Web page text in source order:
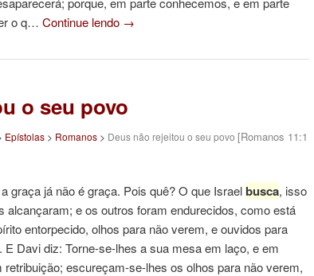
o q… Continue lendo →
o seu povo
Epístolas > Romanos > Deus não rejeitou o seu povo [Romanos 11:1
graça já não é graça. Pois quê? O que Israelbusca, isso
alcançaram; e os outros foram endurecidos, como está
entorpecido, olhos para não verem, e ouvidos para
E Davi diz: Torne-se-lhes a sua mesa em laço, e em
escureçam-se-lhes os olhos para não verem,